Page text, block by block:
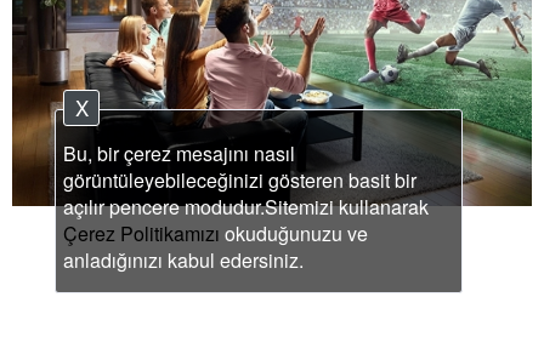
Bu, bir çerez mesajını nasıl
görüntüleyebileceğinizi gösteren basit bir
açılır pencere modudur.Sitemizi kullanarak
Çerez Politikamızı okuduğunuzu ve
anladığınızı kabul edersiniz.
X